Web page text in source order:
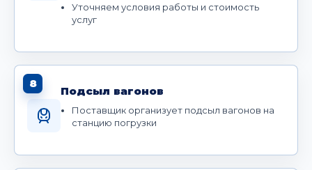
Уточняем условия работы и стоимость
услуг
8
Подсыл вагонов
Поставщик организует подсыл вагонов на
станцию погрузки